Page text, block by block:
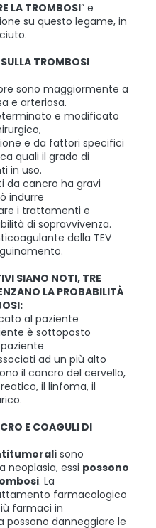
LA TROMBOSI” e
su questo legame, in
TROMBOSI
sono maggiormente a
e arteriosa.
e modificato
e da fattori specifici
quali il grado di
in uso.
da cancro ha gravi
indurre
i trattamenti e
di sopravvivenza.
della TEV
SIANO NOTI, TRE
LA PROBABILITÀ
al paziente
è sottoposto
ad un più alto
il cancro del cervello,
il linfoma, il
E COAGULI DI
sono
neoplasia, essi possono
. La
farmacologico
farmaci in
possono danneggiare le